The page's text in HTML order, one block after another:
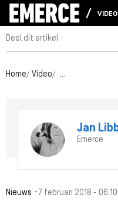
VIDEO
Deel dit artikel
Home Video
Jan
Emerce
Nieuws - 7 februari 2018 - 06:10